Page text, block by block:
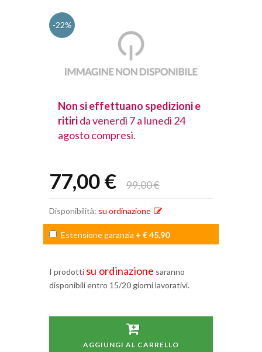
-22%
Non si effettuano spedizioni e
ritirida venerdì 7 a lunedì 24
agosto compresi.
77,00 € 99,00 €
Disponibilità: su ordinazione
Estensione garanzia + € 45,90
I prodotti su ordinazione saranno
disponibili entro 15/20 giorni lavorativi.
AGGIUNGI AL CARRELLO